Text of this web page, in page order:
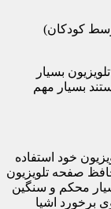
کودکان)
بسیار
بسیار مهم
خود استفاده
صفحه تلویزیون
محکم و سنگین
برخورد اشیا